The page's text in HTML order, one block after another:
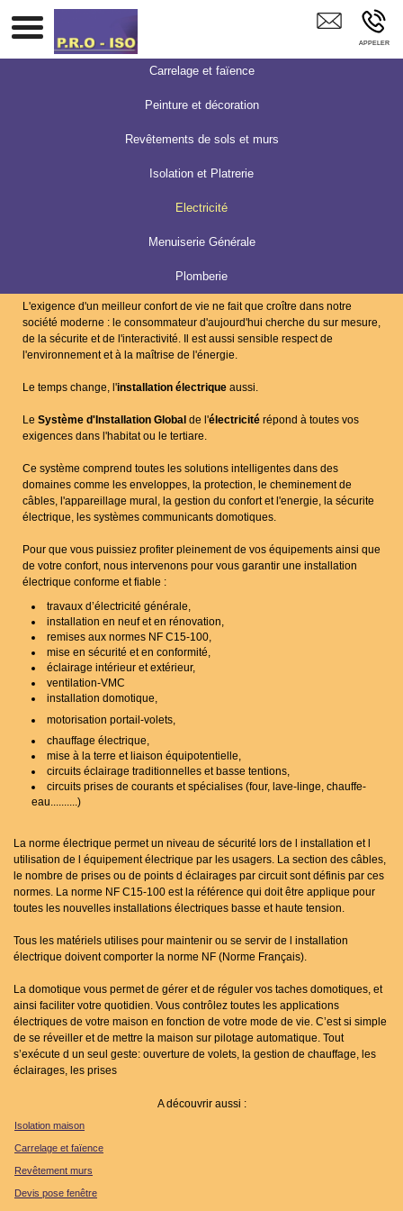
Carrelage et faïence
Peinture et décoration
Revêtements de sols et murs
Isolation et Platrerie
Electricité
Menuiserie Générale
Plomberie
L'exigence d'un meilleur confort de vie ne fait que croître dans notre
société moderne : le consommateur d'aujourd'hui cherche du sur mesure,
de la sécurite et de l'interactivité. Il est aussi sensible respect de
l'environnement et à la maîtrise de l'énergie.
Le temps change, l'installation électrique aussi.
Le Système d'Installation Global de l'électricité répond à toutes vos
exigences dans l'habitat ou le tertiare.
Ce système comprend toutes les solutions intelligentes dans des
domaines comme les enveloppes, la protection, le cheminement de
câbles, l'appareillage mural, la gestion du confort et l'energie, la sécurite
électrique, les systèmes communicants domotiques.
Pour que vous puissiez profiter pleinement de vos équipements ainsi que
de votre confort, nous intervenons pour vous garantir une installation
électrique conforme et fiable :
travaux d’électricité générale,
installation en neuf et en rénovation,
remises aux normes NF C15-100,
mise en sécurité et en conformité,
éclairage intérieur et extérieur,
ventilation-VMC
installation domotique,
motorisation portail-volets,
chauffage électrique,
mise à la terre et liaison équipotentielle,
circuits éclairage traditionnelles et basse tentions,
circuits prises de courants et spécialises (four, lave-linge, chauffe-
eau..........)
La norme électrique permet un niveau de sécurité lors de l installation et l
utilisation de l équipement électrique par les usagers. La section des câbles,
le nombre de prises ou de points d éclairages par circuit sont définis par ces
normes. La norme NF C15-100 est la référence qui doit être applique pour
toutes les nouvelles installations électriques basse et haute tension.
Tous les matériels utilises pour maintenir ou se servir de l installation
électrique doivent comporter la norme NF (Norme Français).
La domotique vous permet de gérer et de réguler vos taches domotiques, et
ainsi faciliter votre quotidien. Vous contrôlez toutes les applications
électriques de votre maison en fonction de votre mode de vie. C’est si simple
de se réveiller et de mettre la maison sur pilotage automatique. Tout
s’exécute d un seul geste: ouverture de volets, la gestion de chauffage, les
éclairages, les prises
A découvrir aussi :
Isolation maison
Carrelage et faïence
Revêtement murs
Devis pose fenêtre